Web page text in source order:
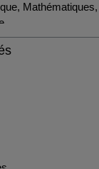
la formation et de